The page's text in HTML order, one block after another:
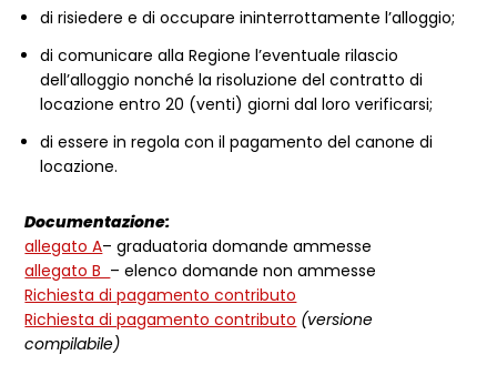
di risiedere e di occupare ininterrottamente l’alloggio;
di comunicare alla Regione l’eventuale rilascio
dell’alloggio nonché la risoluzione del contratto di
locazione entro 20 (venti) giorni dal loro verificarsi;
di essere in regola con il pagamento del canone di
locazione.
Documentazione:
allegato A– graduatoria domande ammesse
allegato B – elenco domande non ammesse
Richiesta di pagamento contributo
Richiesta di pagamento contributo (versione
compilabile)